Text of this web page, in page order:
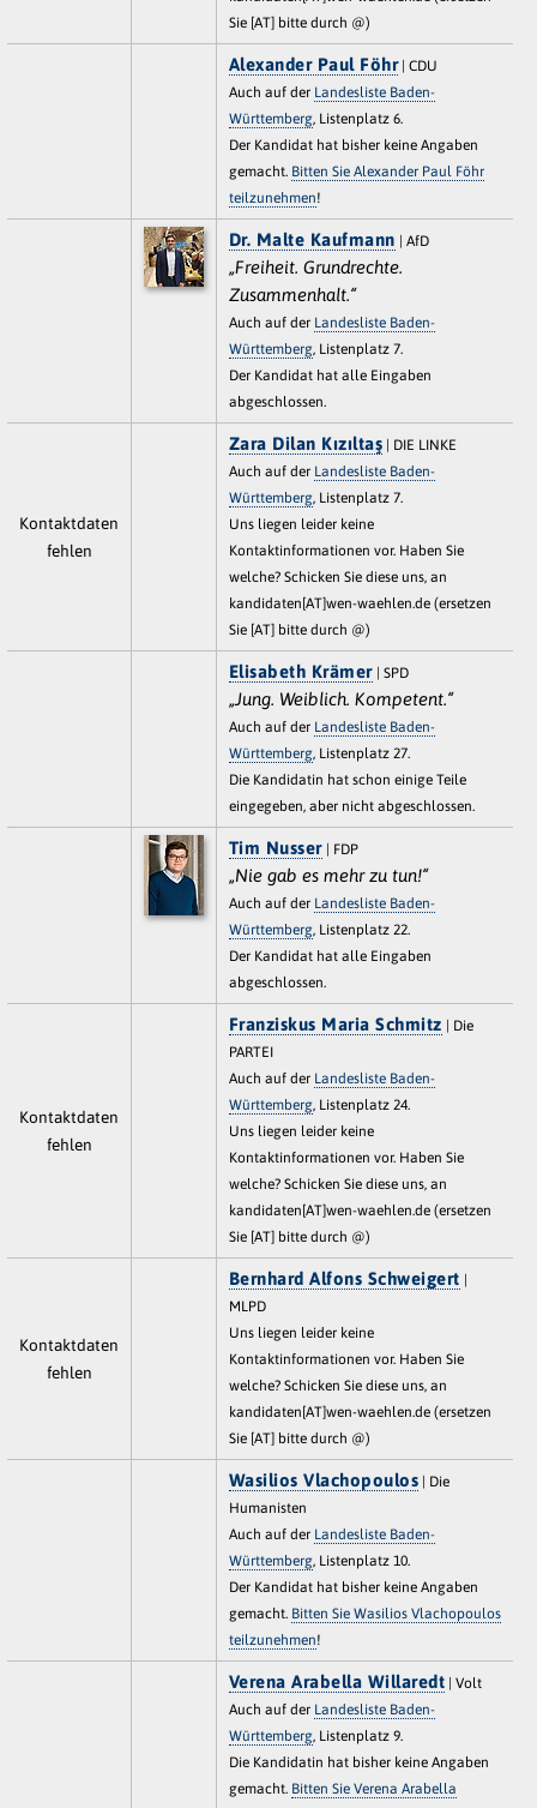
Sie [AT] bitte durch @)
Alexander Paul Föhr| CDU
Auch auf der Landesliste Baden-
Württemberg, Listenplatz 6.
Der Kandidat hat bisher keine Angaben
gemacht. Bitten Sie Alexander Paul Föhr
teilzunehmen!
Dr. Malte Kaufmann | AfD
„Freiheit. Grundrechte.
Zusammenhalt.“
Auch auf der Landesliste Baden-
Württemberg, Listenplatz 7.
Der Kandidat hat alle Eingaben
abgeschlossen.
Kontaktdaten
fehlen
Zara Dilan Kızıltaş | DIE LINKE
Auch auf der Landesliste Baden-
Württemberg, Listenplatz 7.
Uns liegen leider keine
Kontaktinformationen vor. Haben Sie
welche? Schicken Sie diese uns, an
kandidaten[AT]wen-waehlen.de (ersetzen
Sie [AT] bitte durch @)
Elisabeth Krämer| SPD
„Jung. Weiblich. Kompetent.“
Auch auf der Landesliste Baden-
Württemberg, Listenplatz 27.
Die Kandidatin hat schon einige Teile
eingegeben, aber nicht abgeschlossen.
Tim Nusser| FDP
„Nie gab es mehr zu tun!“
Auch auf der Landesliste Baden-
Württemberg, Listenplatz 22.
Der Kandidat hat alle Eingaben
abgeschlossen.
Kontaktdaten
fehlen
Franziskus Maria Schmitz | Die
PARTEI
Auch auf der Landesliste Baden-
Württemberg, Listenplatz 24.
Uns liegen leider keine
Kontaktinformationen vor. Haben Sie
welche? Schicken Sie diese uns, an
kandidaten[AT]wen-waehlen.de (ersetzen
Sie [AT] bitte durch @)
Kontaktdaten
fehlen
Bernhard Alfons Schweigert
MLPD
Uns liegen leider keine
Kontaktinformationen vor. Haben Sie
welche? Schicken Sie diese uns, an
kandidaten[AT]wen-waehlen.de (ersetzen
Sie [AT] bitte durch @)
Wasilios Vlachopoulos | Die
Humanisten
Auch auf der Landesliste Baden-
Württemberg, Listenplatz 10.
Der Kandidat hat bisher keine Angaben
gemacht. Bitten Sie Wasilios Vlachopoulos
teilzunehmen!
Verena Arabella Willaredt | Volt
Auch auf der Landesliste Baden-
Württemberg, Listenplatz 9.
Die Kandidatin hat bisher keine Angaben
gemacht. Bitten Sie Verena Arabella